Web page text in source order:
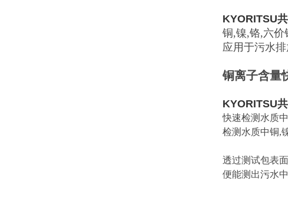
KYORITSU
铜,镍,铬,六价
应用于污水
铜离子含量
KYORITSU
快速检测水质
检测水质中铜,
透过测试包表
便能测出污水